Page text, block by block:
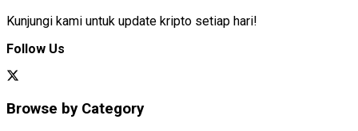
Kunjungi kami untuk update kripto setiap hari!
Follow Us
Browse by Category